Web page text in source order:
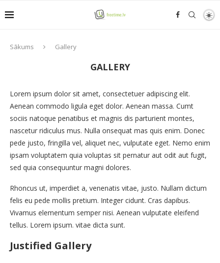
Sākums Gallery
GALLERY
Lorem ipsum dolor sit amet, consectetuer adipiscing elit.
Aenean commodo ligula eget dolor. Aenean massa. Cumt
sociis natoque penatibus et magnis dis parturient montes,
nascetur ridiculus mus. Nulla onsequat mas quis enim. Donec
pede justo, fringilla vel, aliquet nec, vulputate eget. Nemo enim
ipsam voluptatem quia voluptas sit pernatur aut odit aut fugit,
sed quia consequuntur magni dolores.
Rhoncus ut, imperdiet a, venenatis vitae, justo. Nullam dictum
felis eu pede mollis pretium. Integer cidunt. Cras dapibus.
Vivamus elementum semper nisi. Aenean vulputate eleifend
tellus. Lorem ipsum. vitae dicta sunt.
Justified Gallery